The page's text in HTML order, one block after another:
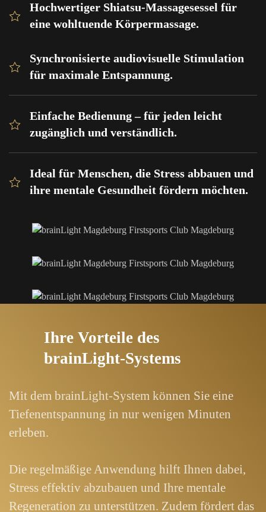
Hochwertiger Shiatsu-Massagesessel für
eine wohltuende Körpermassage.
Synchronisierte audiovisuelle Stimulation
für maximale Entspannung.
Einfache Bedienung – für jeden leicht
zugänglich und verständlich.
Ideal für Menschen, die Stress abbauen und
ihre mentale Gesundheit fördern möchten.
Ihre Vorteile des
brainLight-Systems
Mit dem brainLight-System können Sie eine
Tiefenentspannung in nur wenigen Minuten
erleben.
Die regelmäßige Anwendung hilft Ihnen dabei,
Stress effektiv abzubauen und Ihre mentale
Regeneration zu unterstützen. Zudem fördert das